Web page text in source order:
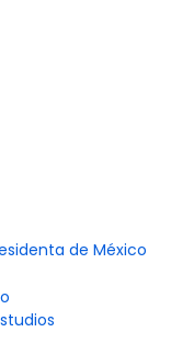
de México